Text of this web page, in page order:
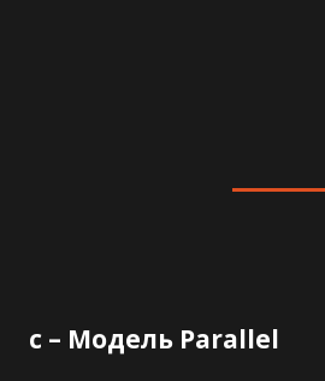
c – Модель Parallel